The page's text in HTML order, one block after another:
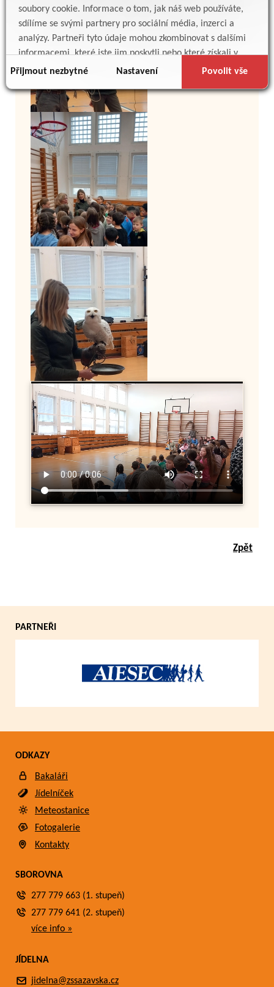
soubory cookie. Informace o tom, jak náš web používáte,
sdílíme se svými partnery pro sociální média, inzerci a
analýzy. Partneři tyto údaje mohou zkombinovat s dalšími
informacemi, které jste jim poskytli nebo které získali v
důsledku toho, že používáte jejich služby.
Přijmout nezbytné Nastavení Povolit vše
Zpět
PARTNEŘI
ODKAZY
Bakaláři
Jídelníček
Meteostanice
Fotogalerie
Kontakty
SBOROVNA
277 779 663 (1. stupeň)
277 779 641 (2. stupeň)
více info »
JÍDELNA
jidelna@zssazavska.cz